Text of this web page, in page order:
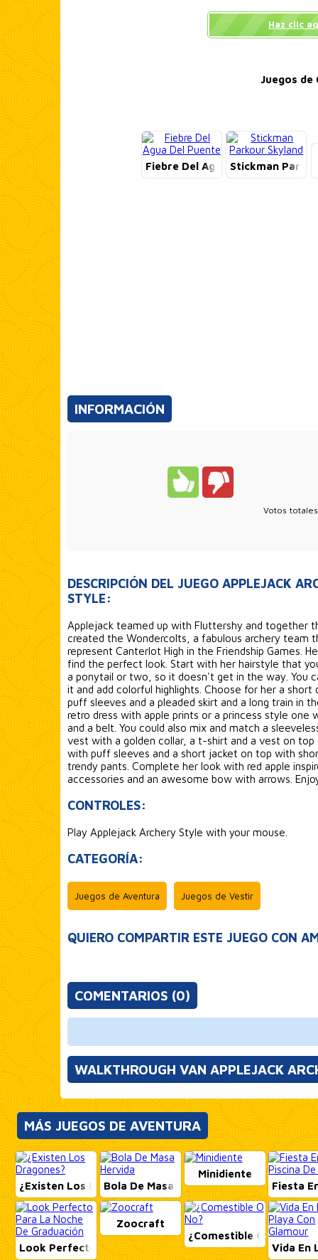
Haz clic
Juegos de
Fiebre Del Agua Del Puente
Stickman
INFORMACIÓN
Votos
DESCRIPCIÓN DEL JUEGO APPLEJACK
STYLE:
Applejack teamed up with Fluttershy and together
created the Wondercolts, a fabulous archery team
represent Canterlot High in the Friendship Games.
find the perfect look. Start with her hairstyle that
a ponytail or two, so it doesn't get in the way. You
it and add colorful highlights. Choose for her a short
puff sleeves and a pleaded skirt and a long train in
retro dress with apple prints or a princess style one
and a belt. You could also mix and match a
vest with a golden collar, a t-shirt and a vest on top
with puff sleeves and a short jacket on top with
trendy pants. Complete her look with red apple
accessories and an awesome bow with arrows.
CONTROLES:
Play Applejack Archery Style with your mouse.
CATEGORÍA:
Juegos de Aventura Juegos de Vestir
QUIERO COMPARTIR ESTE JUEGO CON
COMENTARIOS (0)
WALKTHROUGH VAN APPLEJACK
MÁS JUEGOS DE AVENTURA
¿Existen Los Dragones?Bola De Masa Hervida
Minidiente
Fiesta
Look Perfecto Para La Noche De Graduación
Zoocraft
¿Comestible O No?
Vida En